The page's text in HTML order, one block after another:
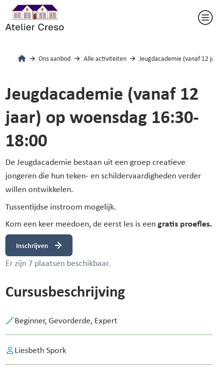
Ons aanbod Alle activiteiten Jeugdacademie (vanaf 12
Jeugdacademie (vanaf 12
jaar) op woensdag 16:30-
18:00
De Jeugdacademie bestaan uit een groep creatieve
jongeren die hun teken- en schildervaardigheden verder
willen ontwikkelen.
Tussentijdse instroom mogelijk.
Kom een keer meedoen, de eerst les is eengratis proefles.
Inschrijven
Er zijn 7 plaatsen beschikbaar.
Cursusbeschrijving
Beginner,Gevorderde, Expert
Liesbeth Spork